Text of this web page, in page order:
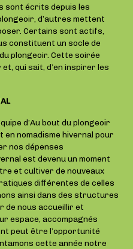
sont écrits depuis les
d’autres mettent
Certains sont actifs,
constituent un socle de
plongeoir. Cette soirée
qui sait, d’en inspirer les
d’Au bout du plongeoir
nomadisme hivernal pour
nos dépenses
est devenu un moment
et cultiver de nouveaux
différentes de celles
ainsi dans des structures
de nous accueillir et
espace, accompagnés
peut être l’opportunité
cette année notre